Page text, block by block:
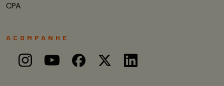
CPA
ACOMPANHE